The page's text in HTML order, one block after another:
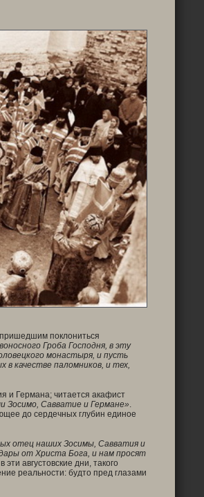
поклониться
Гроба Господня, в эту
монастыря, и пусть
в качестве паломников, и тех,
и Германа; читается акафист
Зосимо, Савватие и Германе».
до сердечных глубин единое
отец наших Зосимы, Савватия и
от Христа Бога, и нам просят
августовские дни, такого
реальности: будто пред глазами